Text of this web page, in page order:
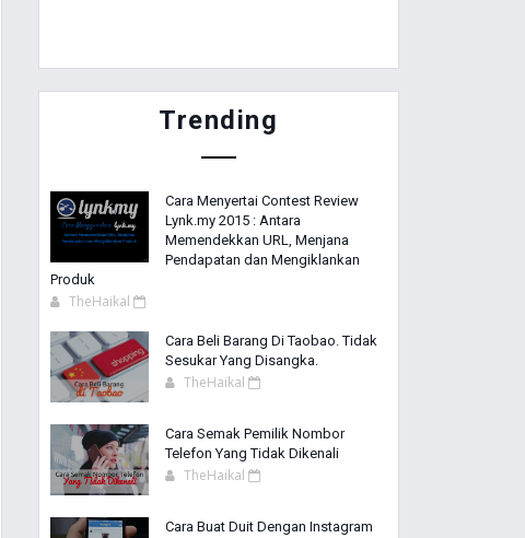
Trending
Cara Menyertai Contest Review
Lynk.my 2015 : Antara
Memendekkan URL, Menjana
Pendapatan dan Mengiklankan
Produk
TheHaikal
Cara Beli Barang Di Taobao. Tidak
Sesukar Yang Disangka.
TheHaikal
Cara Semak Pemilik Nombor
Telefon Yang Tidak Dikenali
TheHaikal
Cara Buat Duit Dengan Instagram